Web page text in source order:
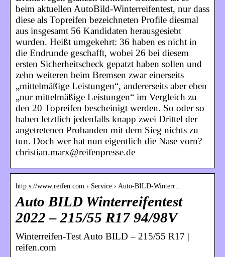
beim aktuellen AutoBild-Winterreifentest, nur dass
diese als Topreifen bezeichneten Profile diesmal
aus insgesamt 56 Kandidaten herausgesiebt
wurden. Heißt umgekehrt: 36 haben es nicht in
die Endrunde geschafft, wobei 26 bei diesem
ersten Sicherheitscheck gepatzt haben sollen und
zehn weiteren beim Bremsen zwar einerseits
„mittelmäßige Leistungen“, andererseits aber eben
„nur mittelmäßige Leistungen“ im Vergleich zu
den 20 Topreifen bescheinigt werden. So oder so
haben letztlich jedenfalls knapp zwei Drittel der
angetretenen Probanden mit dem Sieg nichts zu
tun. Doch wer hat nun eigentlich die Nase vorn?
christian.marx@reifenpresse.de
http s://www.reifen.com › Service › Auto-BILD-Winterr…
Auto BILD Winterreifentest
2022 – 215/55 R17 94/98V
Winterreifen-Test Auto BILD – 215/55 R17 |
reifen.com